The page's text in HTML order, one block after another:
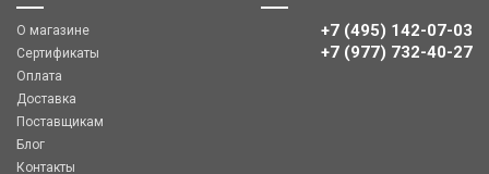
О магазине
Сертификаты
Оплата
Доставка
Поставщикам
Блог
Контакты
+7 (495) 142-07-03
‎‎+7 (977) 732-40-27